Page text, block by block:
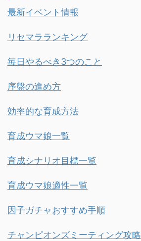
最新イベント情報
リセマラランキング
毎日やるべき3つのこと
序盤の進め方
効率的な育成方法
育成ウマ娘一覧
育成シナリオ目標一覧
育成ウマ娘適性一覧
因子ガチャおすすめ手順
チャンピオンズミーティング攻略